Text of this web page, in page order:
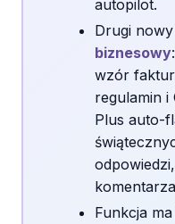
autopilot.
Drugi nowy
biznesowy
wzór
regulamin i
Plus auto-
Funkcja